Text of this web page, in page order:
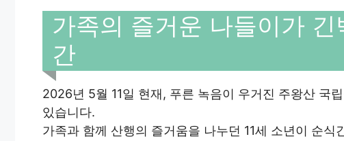
가족의 즐거운 나들이가
간
2026년 5월 11일 현재, 푸른 녹음이 우거진 주왕산 국
있습니다.
가족과 함께 산행의 즐거움을 나누던 11세 소년이 순